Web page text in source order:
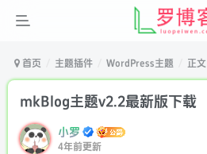
首页 主题插件 WordPress主题 正文
mkBlog主题v2.2最新版下载
小罗
4年前更新